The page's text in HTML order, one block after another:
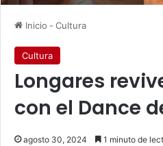
Inicio - Cultura
Cultura
Longares
con el Dance
agosto 30, 2024 1 minuto de